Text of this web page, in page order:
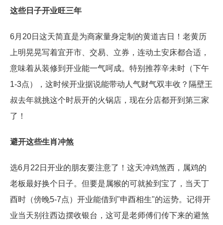
这些日子开业旺三年
6月20日这天简直是为商家量身定制的黄道吉日！老黄历
上明晃晃写着宜开市、交易、立券，连动土安床都合适，
意味着从装修到开业能一气呵成。特别推荐辛未时（下午
1-3点），这时候开业据说能带动人气财气双丰收？隔壁王
叔去年就挑这个时辰开的火锅店，现在分店都开到第三家
了！
避开这些生肖冲煞
选6月22日开业的朋友要注意了！这天冲鸡煞西，属鸡的
老板最好换个日子。但要是属猴的可就捡到宝了，当天丁
酉时（傍晚5-7点）开业能借到"申酉相生"的运势。记得开
业当天别往西边摆收银台，这可是老师傅们传下来的避煞